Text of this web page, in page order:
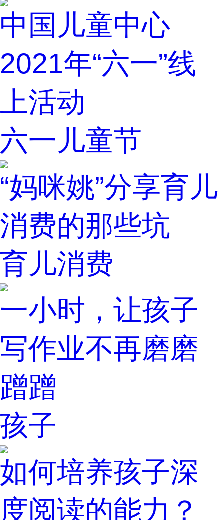
中国儿童中心
2021年“六一”线
上活动
六一儿童节
“妈咪姚”分享育儿
消费的那些坑
育儿消费
一小时，让孩子
写作业不再磨磨
蹭蹭
孩子
如何培养孩子深
度阅读的能力？